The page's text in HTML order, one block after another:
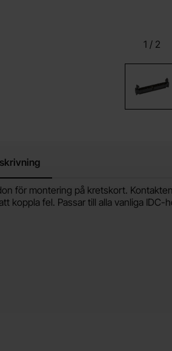
1 / 2
för montering på kretskort.
koppla fel. Passar till alla vanliga IDC-